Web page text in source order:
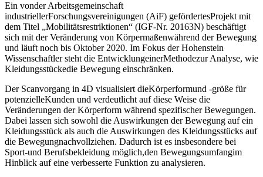
Ein vonder Arbeitsgemeinschaft
industriellerForschungsvereinigungen (AiF) gefördertesProjekt mit
dem Titel „Mobilitätsrestriktionen“ (IGF-Nr. 20163N) beschäftigt
sich mit der Veränderung von Körpermaßenwährend der Bewegung
und läuft noch bis Oktober 2020. Im Fokus der Hohenstein
Wissenschaftler steht die EntwicklungeinerMethodezur Analyse, wie
Kleidungsstückedie Bewegung einschränken.
Der Scanvorgang in 4D visualisiert dieKörperformund -größe für
potenzielleKunden und verdeutlicht auf diese Weise die
Veränderungen der Körperform während spezifischer Bewegungen.
Dabei lassen sich sowohl die Auswirkungen der Bewegung auf ein
Kleidungsstück als auch die Auswirkungen des Kleidungsstücks auf
die Bewegungnachvollziehen. Dadurch ist es insbesondere bei
Sport-und Berufsbekleidung möglich,den Bewegungsumfangim
Hinblick auf eine verbesserte Funktion zu analysieren.